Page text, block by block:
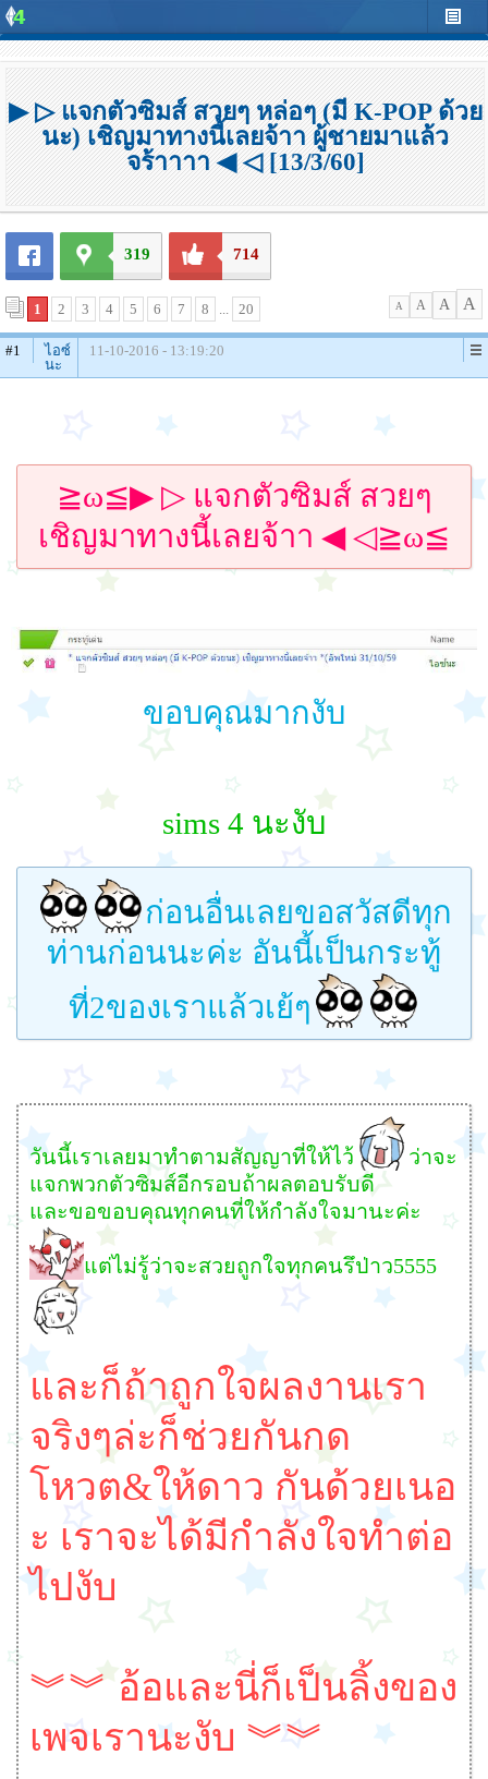
▶ ▷ แจกตัวซิมส์ สวยๆ หล่อๆ (มี K-POP ด้วย
นะ) เชิญมาทางนี้เลยจ้าา ผู้ชายมาแล้ว
จร้าาาา ◀ ◁ [13/3/60]
319 714
1 2 3 4 5 6 7 8 ... 20 A A A A
#1
ไอซ์
นะ
11-10-2016 - 13:19:20
≧ω≦▶ ▷ แจกตัวซิมส์ สวยๆ
เชิญมาทางนี้เลยจ้าา ◀ ◁≧ω≦
ขอบคุณมากงับ
sims 4 นะงับ
ก่อนอื่นเลยขอสวัสดีทุก
ท่านก่อนนะค่ะ อันนี้เป็นกระทู้
ที่2ของเราแล้วเย้ๆ
วันนี้เราเลยมาทำตามสัญญาที่ให้ไว้
ว่าจะ
แจกพวกตัวซิมส์อีกรอบถ้าผลตอบรับดี
และขอขอบคุณทุกคนที่ให้กำลังใจมานะค่ะ
แต่ไม่รู้ว่าจะสวยถูกใจทุกคนรึป่าว5555
และก็ถ้าถูกใจผลงานเรา
จริงๆล่ะก็ช่วยกันกด
โหวต&ให้ดาว กันด้วยเนอ
ะ เราจะได้มีกำลังใจทำต่อ
ไปงับ
︾︾ อ้อและนี่ก็เป็นลิ้งของ
เพจเรานะงับ ︾︾